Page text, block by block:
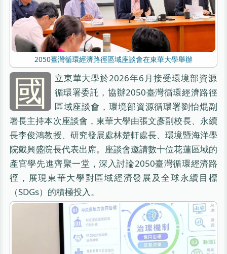
2050臺灣循環經濟路徑區域座談會在東華大學舉辦
國
立東華大學於2026年6月接受環境部資源
循環署委託，協辦2050臺灣循環經濟路徑
區域座談會，環境部資源循環署劉怡焜副
署長主持本次座談會，東華大學由張文彥副校長、永續
長李俊鴻教授、研究發展處林楚軒處長、環境暨海洋學
院戴興盛院長代表出席。座談會邀請數十位花蓮區域的
產官學先進齊聚一堂，深入討論2050臺灣循環經濟路
徑，展現東華大學對區域經濟發展及全球永續目標
（SDGs）的積極投入。